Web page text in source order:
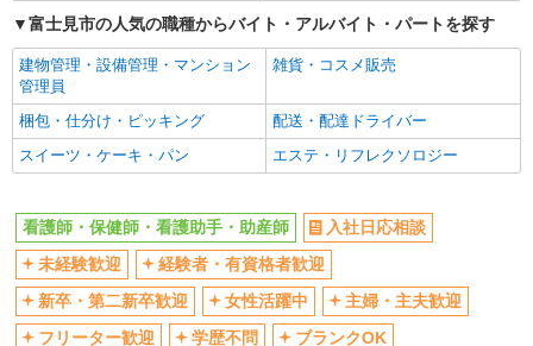
高収入・高額
ボーナス・賞与あり
昇給あり
完全週休2日制
フルタイム歓迎
駅直結・駅チカ
車通勤OK
バイク通勤OK
自転車通勤OK
社会保険あり
産休・育休取得実績あり
退職金・財形貯蓄制度あり
各種手当（家族・役職・インセン
ティブなど）あり
制服貸与
研修制度あり
富士見市の人気の職種からバイト・アルバイト・パートを探す
建物管理・設備管理・マンション
管理員
雑貨・コスメ販売
梱包・仕分け・ピッキング
配送・配達ドライバー
スイーツ・ケーキ・パン
エステ・リフレクソロジー
看護師・保健師・看護助手・助産師
入社日応相談
未経験歓迎
経験者・有資格者歓迎
新卒・第二新卒歓迎
女性活躍中
主婦・主夫歓迎
フリーター歓迎
学歴不問
ブランクOK